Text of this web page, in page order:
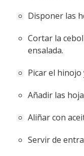
Disponer las
Cortar la
ensalada.
Picar el hinojo
Añadir las
Aliñar con
Servir de